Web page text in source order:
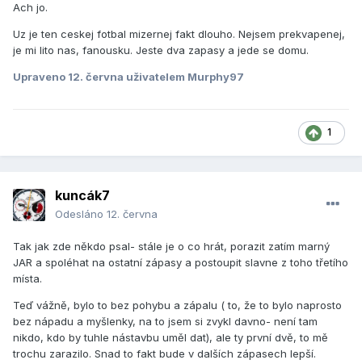
Ach jo.
Uz je ten ceskej fotbal mizernej fakt dlouho. Nejsem prekvapenej,
je mi lito nas, fanousku. Jeste dva zapasy a jede se domu.
Upraveno 12. června uživatelem Murphy97
1
kuncák7
Odesláno 12. června
Tak jak zde někdo psal- stále je o co hrát, porazit zatím marný
JAR a spoléhat na ostatní zápasy a postoupit slavne z toho třetího
místa.
Teď vážně, bylo to bez pohybu a zápalu ( to, že to bylo naprosto
bez nápadu a myšlenky, na to jsem si zvykl davno- není tam
nikdo, kdo by tuhle nástavbu uměl dat), ale ty první dvě, to mě
trochu zarazilo. Snad to fakt bude v dalších zápasech lepší.